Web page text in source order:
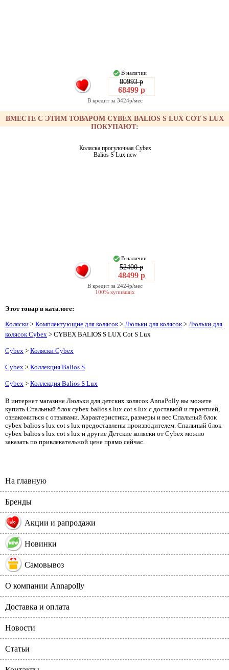
В наличии
80993 р
68499 р
В кредит за 3424р/мес
ВМЕСТЕ С ЭТИМ ТОВАРОМ CYBEX BALIOS S LUX COT S LUX
ПОКУПАЮТ:
Коляска прогулочная Cybex
Balios S Lux new
В наличии
52400 р
48499 р
В кредит за 2424р/мес
100% купивших
Этот товар в каталоге:
Коляски > Комплектующие для колясок> Люльки для колясок> Люльки для
колясок Cybex > CYBEX BALIOS S LUX Cot S Lux
Cybex > Коляски Cybex
Cybex > Коллекция Balios S
Cybex > Коллекция Balios S Lux
В интернет магазине Люльки для детских колясок AnnaPolly вы можете
купить Спальный блок cybex balios s lux cot s lux с доставкой и гарантией,
ознакомиться с отзывами. Характеристики, размеры и вес Спальный блок
cybex balios s lux cot s lux предоставлены производителем. Спальный блок
cybex balios s lux cot s lux и другие Детские коляски от Cybex можно
заказать по привлекательной цене прямо сейчас.
На главную
Бренды
% Акции и рапродажи
Новинки
Самовывоз
О компании Annapolly
Доставка и оплата
Новости
Статьи